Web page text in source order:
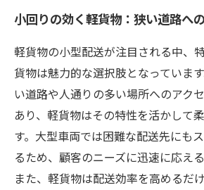
小回りの効く軽貨物：狭い道路へ
軽貨物の小型配送が注目される中、
貨物は魅力的な選択肢となっていま
い道路や人通りの多い場所へのアク
あり、軽貨物はその特性を活かして
す。大型車両では困難な配送先にも
るため、顧客のニーズに迅速に応え
また、軽貨物は配送効率を高めるだ